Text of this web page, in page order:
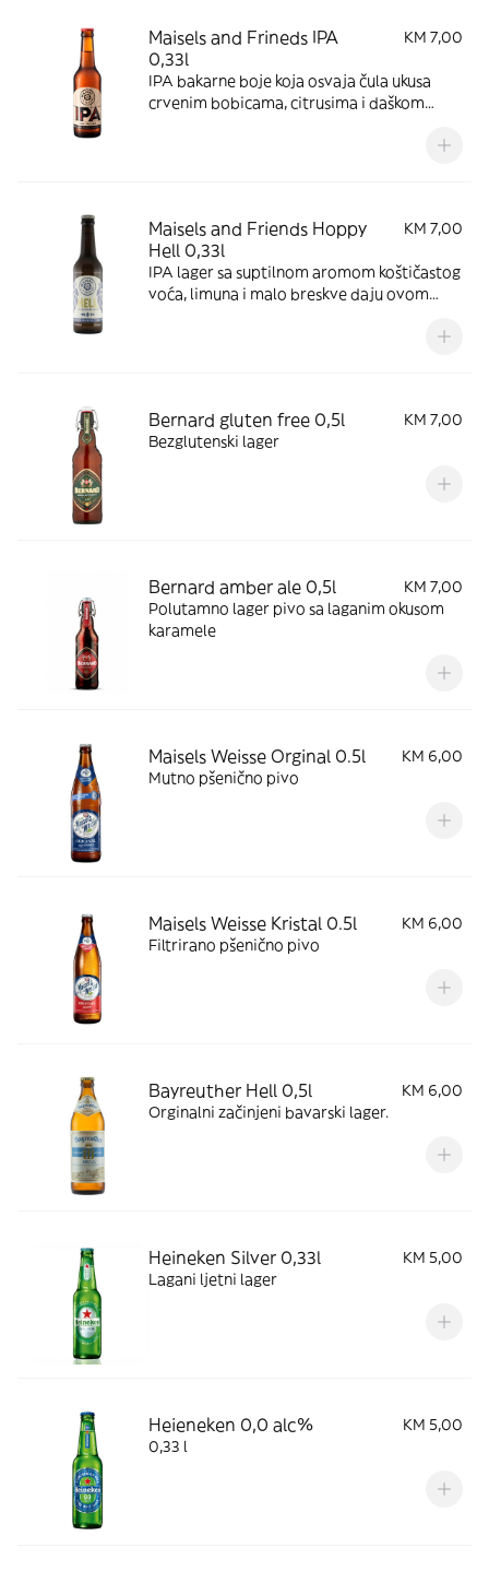
Maisels and Frineds IPA
0,33l
KM 7,00
IPA bakarne boje koja osvaja čula ukusa
crvenim bobicama, citrusima i daškom
Maisels and Friends Hoppy
Hell 0,33l
KM 7,00
IPA lager sa suptilnom aromom koštičastog
voća, limuna i malo breskve daju ovom
Bernard gluten free 0,5l
KM 7,00
Bezglutenski lager
Bernard amber ale 0,5l
KM 7,00
Polutamno lager pivo sa laganim okusom
karamele
Maisels Weisse Orginal 0.5l
KM 6,00
Mutno pšenično pivo
Maisels Weisse Kristal 0.5l
KM 6,00
Filtrirano pšenično pivo
Bayreuther Hell 0,5l
KM 6,00
Orginalni začinjeni bavarski lager.
Heineken Silver 0,33l
KM 5,00
Lagani ljetni lager
Heieneken 0,0 alc%
KM 5,00
0,33 l